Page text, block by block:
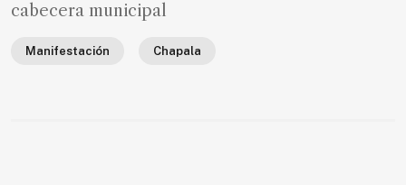
cabecera municipal
Manifestación Chapala